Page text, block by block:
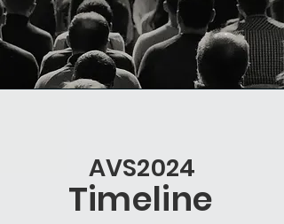
AVS2024
Timeline